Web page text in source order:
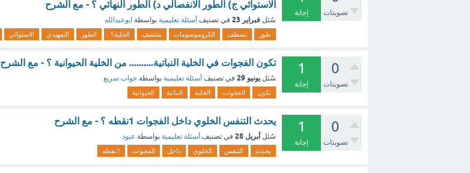
تصويتات إجابة
الاستوائي ج) الطور الانفصالي د) الطور النهائي ؟ - مع الشرح
سُئل فبراير 23 في تصنيف أسئلة تعليمية بواسطة ابوعبدالله
طور تصطف الكروموسومات منتصف الخلية؟ الطور التمهيدي الاستوائي
0
تصويتات
1
إجابة
تكون الفجوات في الخلية النباتية.......... من الخلية الحيوانية ؟ - مع الشرح
سُئل يونيو 29 في تصنيف أسئلة تعليمية بواسطة جواب سريع
تكون الفجوات الخلية النباتية الحيوانية
0
تصويتات
1
إجابة
يحدث التنفس الخلوي داخل الفجوات 1نقطه ؟ - مع الشرح
سُئل أبريل 28 في تصنيف أسئلة تعليمية بواسطة عبود
يحدث التنفس الخلوي داخل الفجوات 1نقطه